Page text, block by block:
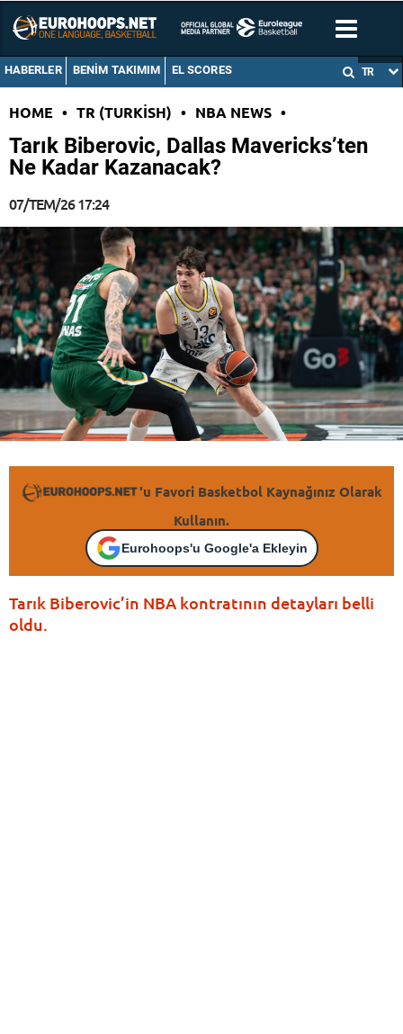
HABERLER BENIM TAKIMIM EL SCORES TR
HOME • TR (TURKISH) • NBA NEWS •
Tarık Biberovic, Dallas Mavericks’ten
Ne Kadar Kazanacak?
07/TEM/26 17:24
'u Favori Basketbol Kaynağınız Olarak
Kullanın.
Eurohoops'u Google'a Ekleyin
Tarık Biberovic’in NBA kontratının detayları belli
oldu.